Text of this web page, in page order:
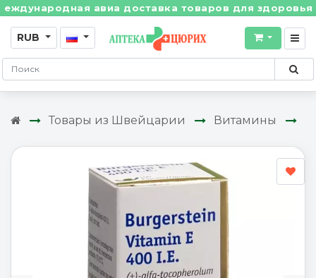
авиа доставка товаров для здоровья
RUB
Товары из Швейцарии Витамины